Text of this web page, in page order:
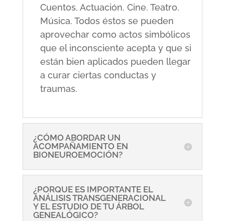
Cuentos. Actuación. Cine. Teatro.
Música. Todos éstos se pueden
aprovechar como actos simbólicos
que el inconsciente acepta y que si
están bien aplicados pueden llegar
a curar ciertas conductas y
traumas.
¿CÓMO ABORDAR UN
ACOMPAÑAMIENTO EN
BIONEUROEMOCIÓN?
¿PORQUE ES IMPORTANTE EL
ANÁLISIS TRANSGENERACIONAL
Y EL ESTUDIO DE TU ÁRBOL
GENEALÓGICO?